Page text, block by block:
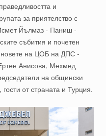
и
за приятелство с
Йълмаз - Паниш -
събития и почетен
на ЦОБ на ДПС -
Анисова, Мехмед
на общински
от страната и Турция.